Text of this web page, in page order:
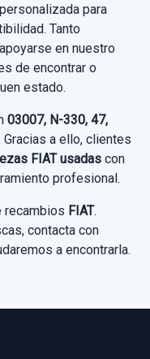
para
Tanto
en nuestro
de encontrar o
estado.
03007, N-330, 47,
. Gracias a ello, clientes
FIAT usadas con
profesional.
FIAT.
contacta con
a encontrarla.